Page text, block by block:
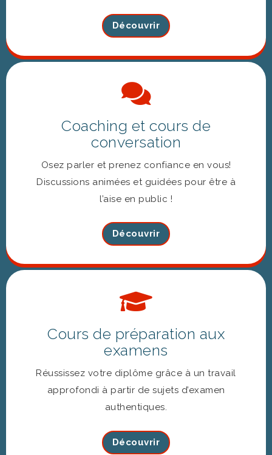
Découvrir
Coaching et cours de
conversation
Osez parler et prenez confiance en vous!
Discussions animées et guidées pour être à
l’aise en public !
Découvrir
Cours de préparation aux
examens
Réussissez votre diplôme grâce à un travail
approfondi à partir de sujets d’examen
authentiques.
Découvrir